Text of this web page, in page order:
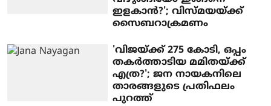
ഇളകാന്‍?'; വിസ്മയയ്ക്ക്
സൈബറാക്രമണം
'വിജയ്ക്ക് 275 കോടി, ഒപ്പം
തകര്‍ത്താടിയ മമിതയ്ക്ക്
എത്ര?'; ജന നായകനിലെ
താരങ്ങളുടെ പ്രതിഫലം
പുറത്ത്